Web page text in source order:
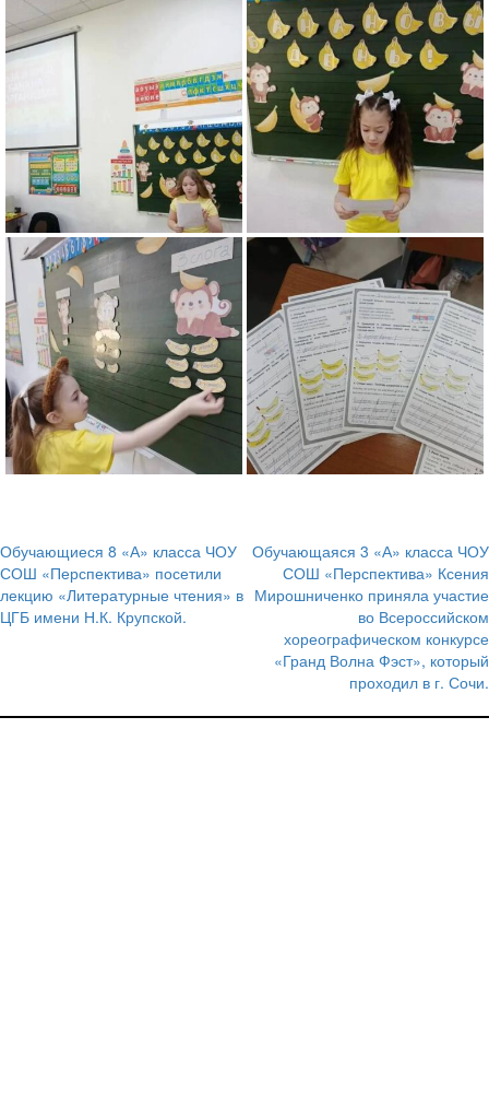
Навигация
по
Обучающиеся 8 «А» класса ЧОУ
СОШ «Перспектива» посетили
лекцию «Литературные чтения» в
ЦГБ имени Н.К. Крупской.
Обучающаяся 3 «А» класса ЧОУ
СОШ «Перспектива» Ксения
Мирошниченко приняла участие
во Всероссийском
хореографическом конкурсе
«Гранд Волна Фэст», который
проходил в г. Сочи.